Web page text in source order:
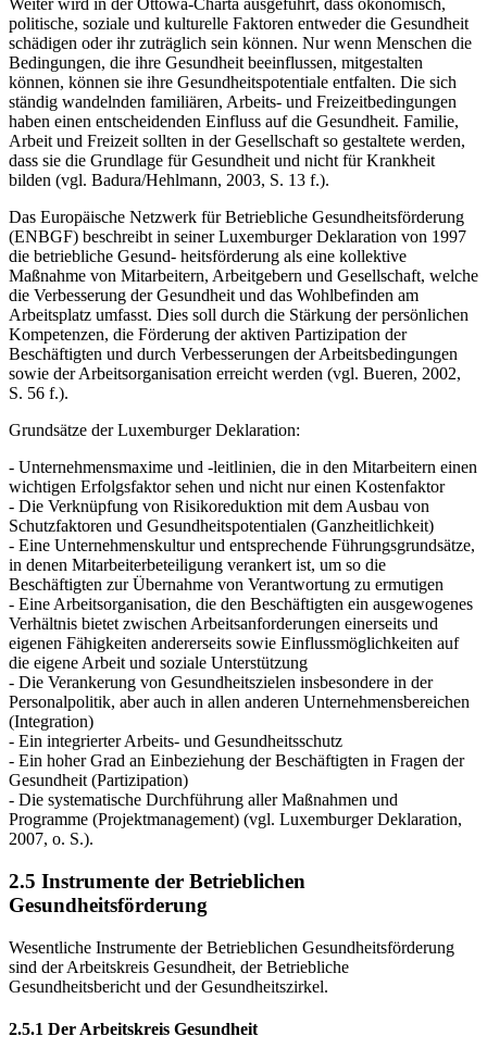
Weiter wird in der Ottowa-Charta ausgeführt, dass ökonomisch,
politische, soziale und kulturelle Faktoren entweder die Gesundheit
schädigen oder ihr zuträglich sein können. Nur wenn Menschen die
Bedingungen, die ihre Gesundheit beeinflussen, mitgestalten
können, können sie ihre Gesundheitspotentiale entfalten. Die sich
ständig wandelnden familiären, Arbeits- und Freizeitbedingungen
haben einen entscheidenden Einfluss auf die Gesundheit. Familie,
Arbeit und Freizeit sollten in der Gesellschaft so gestaltete werden,
dass sie die Grundlage für Gesundheit und nicht für Krankheit
bilden (vgl. Badura/Hehlmann, 2003, S. 13 f.).
Das Europäische Netzwerk für Betriebliche Gesundheitsförderung
(ENBGF) beschreibt in seiner Luxemburger Deklaration von 1997
die betriebliche Gesund- heitsförderung als eine kollektive
Maßnahme von Mitarbeitern, Arbeitgebern und Gesellschaft, welche
die Verbesserung der Gesundheit und das Wohlbefinden am
Arbeitsplatz umfasst. Dies soll durch die Stärkung der persönlichen
Kompetenzen, die Förderung der aktiven Partizipation der
Beschäftigten und durch Verbesserungen der Arbeitsbedingungen
sowie der Arbeitsorganisation erreicht werden (vgl. Bueren, 2002,
S. 56 f.).
Grundsätze der Luxemburger Deklaration:
- Unternehmensmaxime und -leitlinien, die in den Mitarbeitern einen
wichtigen Erfolgsfaktor sehen und nicht nur einen Kostenfaktor
- Die Verknüpfung von Risikoreduktion mit dem Ausbau von
Schutzfaktoren und Gesundheitspotentialen (Ganzheitlichkeit)
- Eine Unternehmenskultur und entsprechende Führungsgrundsätze,
in denen Mitarbeiterbeteiligung verankert ist, um so die
Beschäftigten zur Übernahme von Verantwortung zu ermutigen
- Eine Arbeitsorganisation, die den Beschäftigten ein ausgewogenes
Verhältnis bietet zwischen Arbeitsanforderungen einerseits und
eigenen Fähigkeiten andererseits sowie Einflussmöglichkeiten auf
die eigene Arbeit und soziale Unterstützung
- Die Verankerung von Gesundheitszielen insbesondere in der
Personalpolitik, aber auch in allen anderen Unternehmensbereichen
(Integration)
- Ein integrierter Arbeits- und Gesundheitsschutz
- Ein hoher Grad an Einbeziehung der Beschäftigten in Fragen der
Gesundheit (Partizipation)
- Die systematische Durchführung aller Maßnahmen und
Programme (Projektmanagement) (vgl. Luxemburger Deklaration,
2007, o. S.).
2.5 Instrumente der Betrieblichen
Gesundheitsförderung
Wesentliche Instrumente der Betrieblichen Gesundheitsförderung
sind der Arbeitskreis Gesundheit, der Betriebliche
Gesundheitsbericht und der Gesundheitszirkel.
2.5.1 Der Arbeitskreis Gesundheit